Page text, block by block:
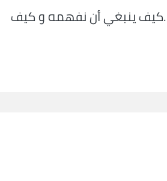
ينبغي أن نفهمه و كيف